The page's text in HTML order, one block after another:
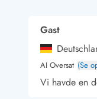
Minigolf i Vestjylland
Svømmehaller og
Golfferie i sommerhus
Fitness og træning
Gast
AI Oversat (Se
Vi havde en